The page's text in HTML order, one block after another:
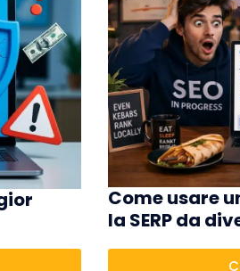
Come usare
la SERP da
pratica per